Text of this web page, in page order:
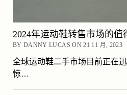
2024年运动鞋转售市场的值
BY DANNY LUCAS ON 21 11 月, 2023
全球运动鞋二手市场目前正在
惊…